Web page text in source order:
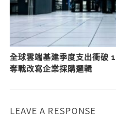
全球雲端基建季度支出衝
奪戰改寫企業採購邏輯
LEAVE A RESPONSE